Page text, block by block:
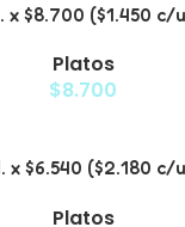
x $8.700 ($1.450 c/
Platos
$8.700
x $6.540 ($2.180 c/
Diseño Decorativo
Platos